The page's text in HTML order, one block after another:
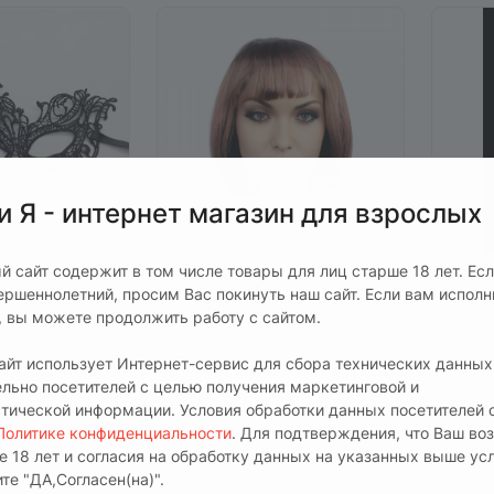
Bl
590 руб.
Парик карнавальный
волосы
0
Нет в наличии
Арт.EH LA-0924
Под заказ
590
0
Я - интернет магазин для взрослых
сайт содержит в том числе товары для лиц старше 18 лет.
просим Вас покинуть наш сайт. Если вам
вы можете продолжить работу с сайтом.
использует Интернет-сервис для сбора технических данных
посетителей с целью получения маркетинговой и
информации. Условия обработки данных посетителей
конфиденциальности. Для подтверждения, что Ваш
18 лет и согласия на обработку данных на указанных выше
"ДА,Согласен(на)".